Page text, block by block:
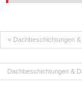
« Dachbeschichtungen
Dachbeschichtungen &